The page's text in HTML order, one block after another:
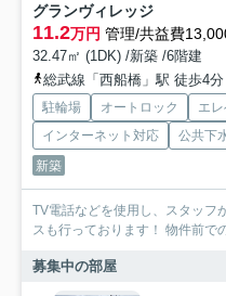
グランヴィレッジ
11.2万円 管理/共益費
32.47㎡ (1DK) /新築 /6階建
総武線「西船橋」駅 徒歩4分
駐輪場 オートロック エ
インターネット対応
公共下
新築
TV電話などを使用し、スタッフ
スも行っております！ 物件前で
募集中の部屋